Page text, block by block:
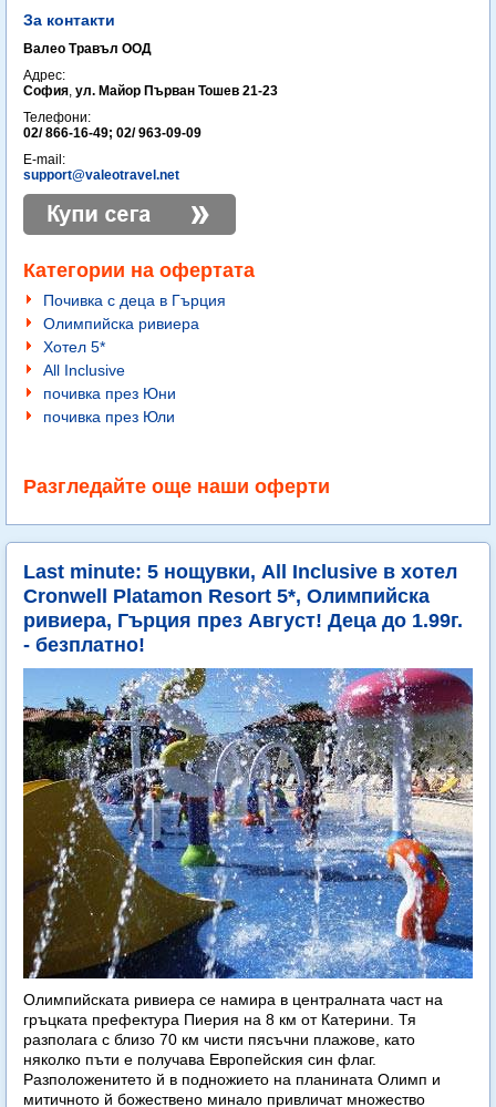
За контакти
Валео Травъл ООД
Адрес:
София, ул. Майор Първан Тошев 21-23
Телефони:
02/ 866-16-49; 02/ 963-09-09
E-mail:
support@valeotravel.net
Категории на офертата
Почивка с деца в Гърция
Олимпийска ривиера
Хотел 5*
All Inclusive
почивка през Юни
почивка през Юли
Разгледайте още наши оферти
Last minute: 5 нощувки, All Inclusive в хотел
Cronwell Platamon Resort 5*, Олимпийска
ривиера, Гърция през Август! Деца до 1.99г.
- безплатно!
Олимпийската ривиера се намира в централната част на
гръцката префектура Пиерия на 8 км от Катерини. Тя
разполага с близо 70 км чисти пясъчни плажове, като
няколко пъти е получава Европейския син флаг.
Разположенитето й в подножието на планината Олимп и
митичното й божествено минало привличат множество